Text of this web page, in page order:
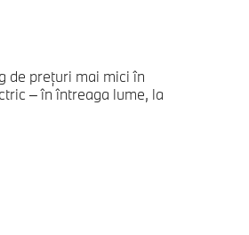
de preţuri mai mici în
– în întreaga lume, la